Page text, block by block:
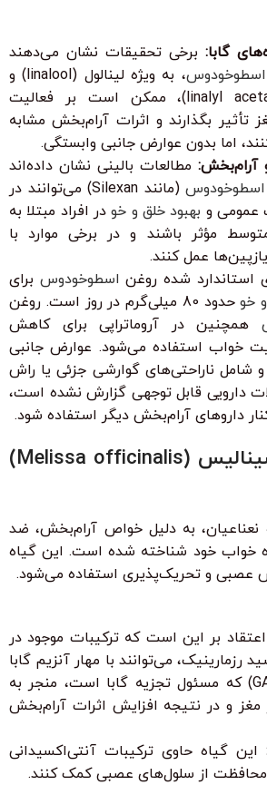
گابا: برخی تحقیقات نشان می‌دهند
اسطوخودوس
، به ویژه لینالول (linalool) و
لینالیل استات (linalyl acetate)، ممکن است بر فعالیت
تأثیر بگذارند و اثرات آرام‌بخش مشابه
اما بدون عوارض جانبی وابستگی.
مطالعات بالینی نشان داده‌اند
اسطوخودوس
(مانند Silexan) می‌توانند در
عمومی و بهبود خلق و خودر افراد مبتلا به
مؤثر باشند و در برخی موارد با
عمل کنند.
استاندارد شده روغن اسطوخودوس برای
خو
حدود 80 میلی‌گرم در روز است. روغن
همچنین در آروماتراپی برای کاهش
خواب استفاده می‌شود. عوارض جانبی
شامل ناراحتی‌های گوارشی جزئی یا راش
دارویی قابل توجهی گزارش نشده است،
کنار داروهای آرام‌بخش دیگر استفاده شود.
7. ملیسا اوفیسینالیس (Melissa officinalis)
نعناعیان، به دلیل خواص آرام‌بخش، ضد
خواب خود شناخته شده است. این گیاه
عصبی و تحریک‌پذیری استفاده می‌شود.
بر این است که ترکیبات موجود در
رزمارینیک، می‌توانند با مهار آنزیم گابا
ترانس آمیناز (GABA-T) که مسئول تجزیه گابا است، منجر به
مغز و در نتیجه افزایش اثرات آرام‌بخش
این گیاه حاوی ترکیبات آنتی‌اکسیدانی
محافظت از سلول‌های عصبی کمک کنند.